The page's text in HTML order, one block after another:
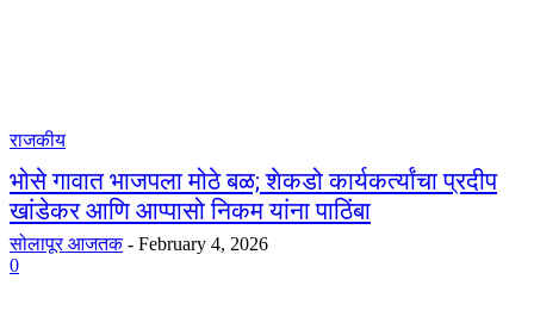
राजकीय
भोसे गावात भाजपला मोठे बळ; शेकडो कार्यकर्त्यांचा प्रदीप
खांडेकर आणि आप्पासो निकम यांना पाठिंबा
सोलापूर आजतक - February 4, 2026
0